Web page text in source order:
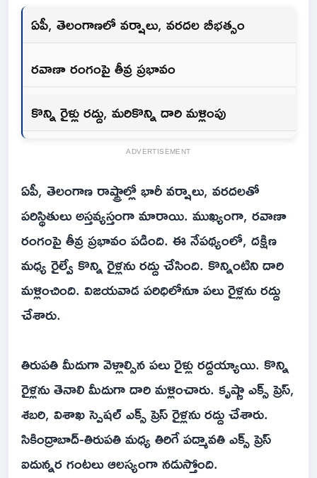
ఏపీ, తెలంగాణలో వర్షాలు, వరదల బీభత్సం
రవాణా రంగంపై తీవ్ర ప్రభావం
కొన్ని రైళ్లు రద్దు, మరికొన్ని దారి మళ్లింపు
ADVERTISEMENT
ఏపీ, తెలంగాణ రాష్ట్రాల్లో భారీ వర్షాలు, వరదలతో
పరిస్థితులు అస్తవ్యస్తంగా మారాయి. ముఖ్యంగా, రవాణా
రంగంపై తీవ్ర ప్రభావం పడింది. ఈ నేపథ్యంలో, దక్షిణ
మధ్య రైల్వే కొన్ని రైళ్లను రద్దు చేసింది. కొన్నింటిని దారి
మళ్లించింది. విజయవాడ పరిధిలోనూ పలు రైళ్లను రద్దు
చేశారు.
తిరుపతి మీదుగా వెళ్లాల్సిన పలు రైళ్లు రద్దయ్యాయి. కొన్ని
రైళ్లను తెనాలి మీదుగా దారి మళ్లించారు. కృష్ణా ఎక్స్ ప్రెస్,
శబరి, విశాఖ స్పెషల్ ఎక్స్ ప్రెస్ రైళ్లను రద్దు చేశారు.
సికింద్రాబాద్-తిరుపతి మధ్య తిరిగే పద్మావతి ఎక్స్ ప్రెస్
ఐదున్నర గంటలు ఆలస్యంగా నడుస్తోంది.